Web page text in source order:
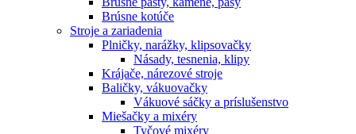
Brúsne kotúče
Stroje a zariadenia
Plničky, narážky, klipsovačky
Násady, tesnenia, klipy
Krájače, nárezové stroje
Baličky, vákuovačky
Vákuové sáčky a príslušenstvo
Miešačky a mixéry
Tyčové mixéry